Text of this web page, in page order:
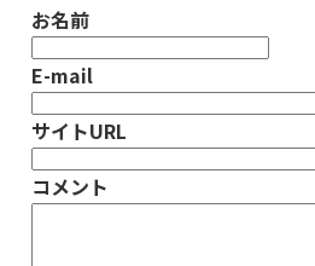
お名前
E-mail
サイトURL
コメント